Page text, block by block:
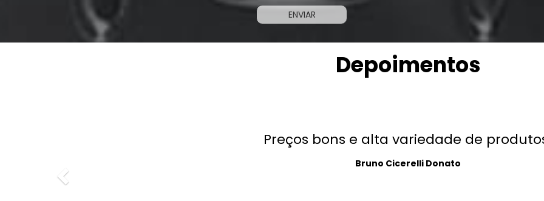
Depoimentos
Preços bons e alta variedade de produtos!
Bruno Cicerelli Donato